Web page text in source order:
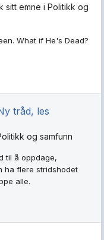
sitt emne i Politikk og
What if He's Dead?
tråd, les
og samfunn
til å oppdage,
ha flere stridshodet
alle.